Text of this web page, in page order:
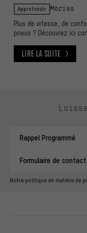
Approfondir Marisa
Plus de vitesse, de
pneus ? Découvrez ici
Lire la suite
Rappel Programmé
Formulaire de contact
Notre politique en matière de